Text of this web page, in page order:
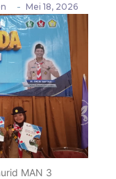
- Mei 18, 2026
MAN 3